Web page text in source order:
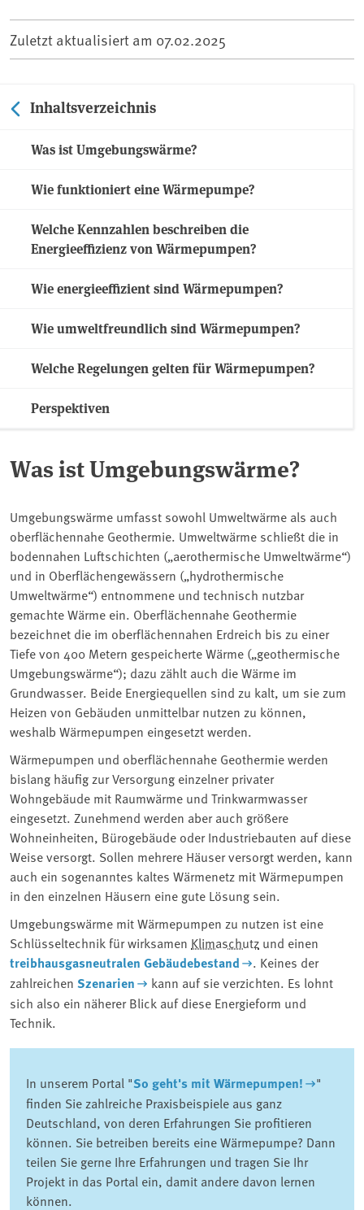
Zuletzt aktualisiert am 07.02.2025
Inhaltsverzeichnis
Was ist Umgebungswärme?
Wie funktioniert eine Wärmepumpe?
Welche Kennzahlen beschreiben die
Energieeffizienz von Wärmepumpen?
Wie energieeffizient sind Wärmepumpen?
Wie umweltfreundlich sind Wärmepumpen?
Welche Regelungen gelten für Wärmepumpen?
Perspektiven
Was ist Umgebungswärme?
Umgebungswärme umfasst sowohl Umweltwärme als auch
oberflächennahe Geothermie. Umweltwärme schließt die in
bodennahen Luftschichten („aerothermische Umweltwärme“)
und in Oberflächengewässern („hydrothermische
Umweltwärme“) entnommene und technisch nutzbar
gemachte Wärme ein. Oberflächennahe Geothermie
bezeichnet die im oberflächennahen Erdreich bis zu einer
Tiefe von 400 Metern gespeicherte Wärme („geothermische
Umgebungswärme“); dazu zählt auch die Wärme im
Grundwasser. Beide Energiequellen sind zu kalt, um sie zum
Heizen von Gebäuden unmittelbar nutzen zu können,
weshalb Wärmepumpen eingesetzt werden.
Wärmepumpen und oberflächennahe Geothermie werden
bislang häufig zur Versorgung einzelner privater
Wohngebäude mit Raumwärme und Trinkwarmwasser
eingesetzt. Zunehmend werden aber auch größere
Wohneinheiten, Bürogebäude oder Industriebauten auf diese
Weise versorgt. Sollen mehrere Häuser versorgt werden, kann
auch ein sogenanntes kaltes Wärmenetz mit Wärmepumpen
in den einzelnen Häusern eine gute Lösung sein.
Umgebungswärme mit Wärmepumpen zu nutzen ist eine
Schlüsseltechnik für wirksamen Klimaschutz und einen
treibhausgasneutralen Gebäudebestand
. Keines der
zahlreichen Szenarien
kann auf sie verzichten. Es lohnt
sich also ein näherer Blick auf diese Energieform und
Technik.
In unserem Portal "So geht's mit Wärmepumpen!
"
finden Sie zahlreiche Praxisbeispiele aus ganz
Deutschland, von deren Erfahrungen Sie profitieren
können. Sie betreiben bereits eine Wärmepumpe? Dann
teilen Sie gerne Ihre Erfahrungen und tragen Sie Ihr
Projekt in das Portal ein, damit andere davon lernen
können.